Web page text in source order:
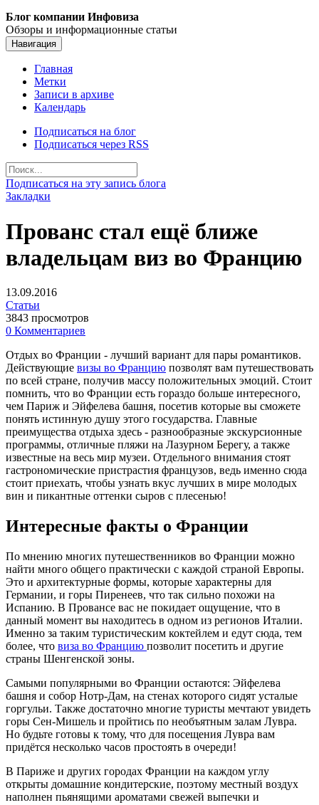
Блог компании Инфовиза
Обзоры и информационные статьи
Навигация
Главная
Метки
Записи в архиве
Календарь
Подписаться на блог
Подписаться через RSS
Подписаться на эту запись блога
Закладки
Прованс стал ещё ближе
владельцам виз во Францию
13.09.2016
Статьи
3843 просмотров
0 Комментариев
Отдых во Франции - лучший вариант для пары романтиков.
Действующие визы во Францию позволят вам путешествовать
по всей стране, получив массу положительных эмоций. Стоит
помнить, что во Франции есть гораздо больше интересного,
чем Париж и Эйфелева башня, посетив которые вы сможете
понять истинную душу этого государства. Главные
преимущества отдыха здесь - разнообразные экскурсионные
программы, отличные пляжи на Лазурном Берегу, а также
известные на весь мир музеи. Отдельного внимания стоят
гастрономические пристрастия французов, ведь именно сюда
стоит приехать, чтобы узнать вкус лучших в мире молодых
вин и пикантные оттенки сыров с плесенью!
Интересные факты о Франции
По мнению многих путешественников во Франции можно
найти много общего практически с каждой страной Европы.
Это и архитектурные формы, которые характерны для
Германии, и горы Пиренеев, что так сильно похожи на
Испанию. В Провансе вас не покидает ощущение, что в
данный момент вы находитесь в одном из регионов Италии.
Именно за таким туристическим коктейлем и едут сюда, тем
более, что виза во Францию позволит посетить и другие
страны Шенгенской зоны.
Самыми популярными во Франции остаются: Эйфелева
башня и собор Нотр-Дам, на стенах которого сидят усталые
горгульи. Также достаточно многие туристы мечтают увидеть
горы Сен-Мишель и пройтись по необъятным залам Лувра.
Но будьте готовы к тому, что для посещения Лувра вам
придётся несколько часов простоять в очереди!
В Париже и других городах Франции на каждом углу
открыты домашние кондитерские, поэтому местный воздух
наполнен пьянящими ароматами свежей выпечки и